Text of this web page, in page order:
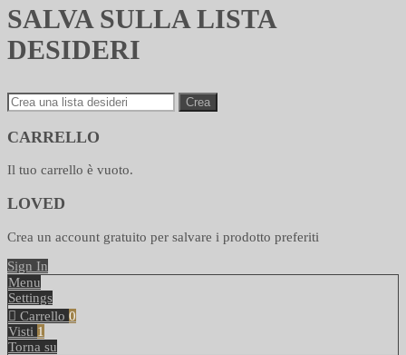
SALVA SULLA LISTA
DESIDERI
Crea
CARRELLO
Il tuo carrello è vuoto.
LOVED
Crea un account gratuito per salvare i prodotto preferiti
Sign In
Menu
Settings
Carrello 0
Visti 1
Torna su